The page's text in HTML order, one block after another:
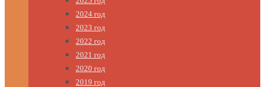
2024 год
2023 год
2022 год
2021 год
2020 год
2019 год